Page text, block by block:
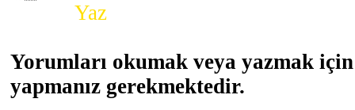
Yaz
Yorumları okumak veya yazmak
yapmanız gerekmektedir.